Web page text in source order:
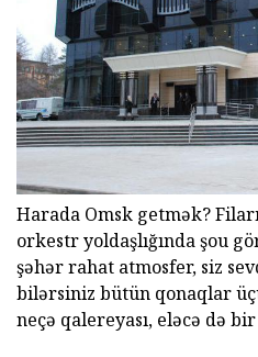
Harada Omsk getmək?
orkestr yoldaşlığında şou
şəhər rahat atmosfer, siz
bilərsiniz bütün qonaqlar
neçə qalereyası, eləcə də